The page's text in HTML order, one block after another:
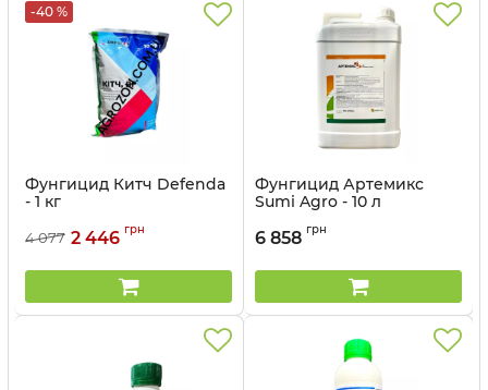
-40 %
Фунгицид Китч Defenda
- 1 кг
4 077 2 446 грн
Фунгицид Артемикс
Sumi Agro - 10 л
6 858 грн